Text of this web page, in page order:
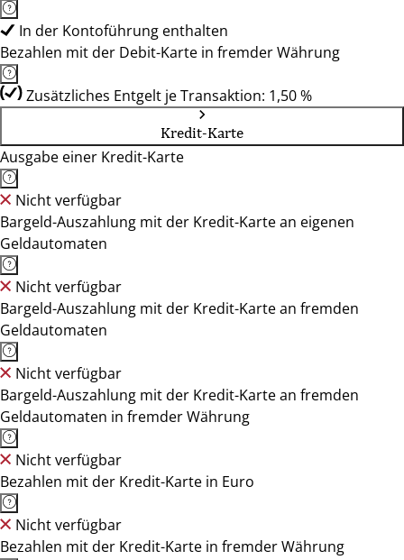
In der Kontoführung enthalten
Bezahlen mit der Debit-Karte in fremder Währung
Zusätzliches Entgelt je Transaktion: 1,50 %
Kredit-Karte
Ausgabe einer Kredit-Karte
Nicht verfügbar
Bargeld-Auszahlung mit der Kredit-Karte an eigenen
Geldautomaten
Nicht verfügbar
Bargeld-Auszahlung mit der Kredit-Karte an fremden
Geldautomaten
Nicht verfügbar
Bargeld-Auszahlung mit der Kredit-Karte an fremden
Geldautomaten in fremder Währung
Nicht verfügbar
Bezahlen mit der Kredit-Karte in Euro
Nicht verfügbar
Bezahlen mit der Kredit-Karte in fremder Währung